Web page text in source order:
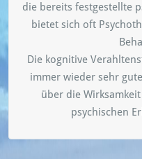
die bereits festgestellte
bietet sich oft
Die kognitive
immer wieder sehr
über die
psychischen